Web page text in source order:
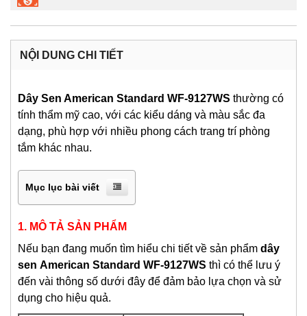
NỘI DUNG CHI TIẾT
Dây Sen American Standard WF-9127WS thường có
tính thẩm mỹ cao, với các kiểu dáng và màu sắc đa
dạng, phù hợp với nhiều phong cách trang trí phòng
tắm khác nhau.
Mục lục bài viết
1. MÔ TẢ SẢN PHẨM
Nếu bạn đang muốn tìm hiểu chi tiết về sản phẩm dây
sen American Standard WF-9127WS thì có thể lưu ý
đến vài thông số dưới đây để đảm bảo lựa chọn và sử
dụng cho hiệu quả.